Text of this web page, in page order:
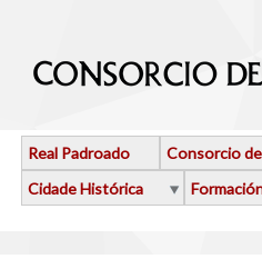
Real Padroado Consorcio
Cidade Histórica